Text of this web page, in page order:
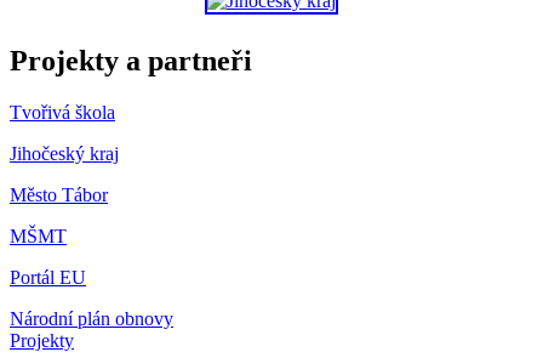
Projekty a partneři
Tvořivá škola
Jihočeský kraj
Město Tábor
MŠMT
Portál EU
Národní plán obnovy
Projekty